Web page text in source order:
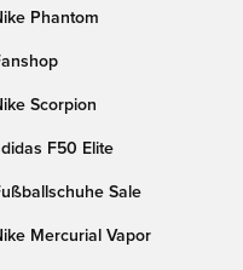
Phantom
Scorpion
F50 Elite
Sale
Mercurial Vapor